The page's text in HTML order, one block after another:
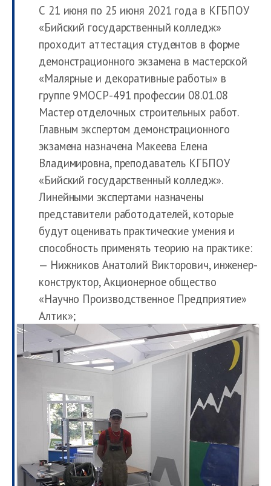
С 21 июня по 25 июня 2021 года в КГБПОУ
«Бийский государственный колледж»
проходит аттестация студентов в форме
демонстрационного экзамена в мастерской
«Малярные и декоративные работы» в
группе 9МОСР-491 профессии 08.01.08
Мастер отделочных строительных работ.
Главным экспертом демонстрационного
экзамена назначена Макеева Елена
Владимировна, преподаватель КГБПОУ
«Бийский государственный колледж».
Линейными экспертами назначены
представители работодателей, которые
будут оценивать практические умения и
способность применять теорию на практике:
— Нижников Анатолий Викторович, инженер-
конструктор, Акционерное общество
«Научно Производственное Предприятие»
Алтик»;